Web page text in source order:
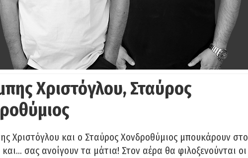
Χριστόγλου, Σταύρος
Χριστόγλου και ο Σταύρος Χονδροθύμιος μπουκάρουν στο
και… σας ανοίγουν τα μάτια! Στον αέρα θα φιλοξενούνται οι